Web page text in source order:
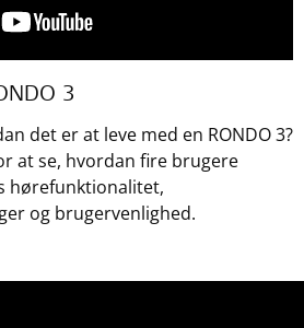
3
det er at leve med en RONDO 3?
at se, hvordan fire brugere
hørefunktionalitet,
og brugervenlighed.